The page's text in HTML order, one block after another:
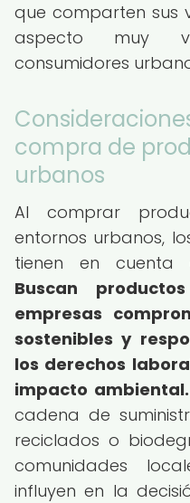
que comparten sus
aspecto muy
consumidores
compra de
urbanos
Al comprar
entornos urbanos,
tienen en cuenta
Buscan
empresas
sostenibles y
los derechos
impacto ambiental.
cadena de
reciclados o
comunidades
influyen en la